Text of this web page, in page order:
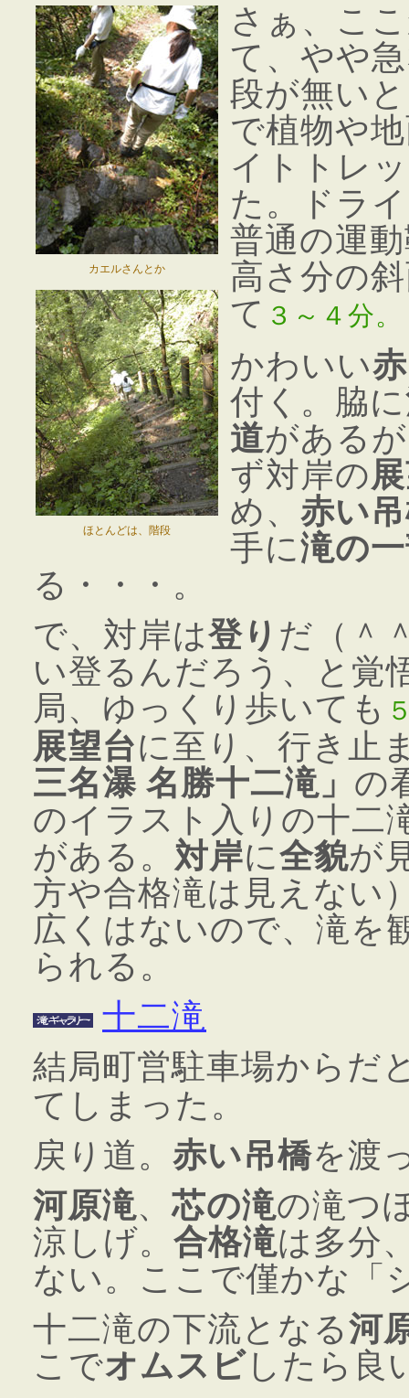
カエルさんとか
ほとんどは、階段
さぁ、こ
て、やや
段が無い
で植物や
イトトレ
た。ドラ
普通の運
高さ分の
て ３～４分。
かわいい
付く。脇に
道がある
ず対岸の
め、 赤い
手に滝の
る・・・。
で、対岸は登り だ（＾
い登るんだろう、と覚
局、ゆっくり歩いても
展望台に至り、行き止
三名瀑 名勝十二滝」 の
のイラスト入りの十二
がある。 対岸に全貌が
方や合格滝は見えない
広くはないので、滝を
られる。
十二滝
結局町営駐車場からだ
てしまった。
戻り道。 赤い吊橋を渡
河原滝、芯の滝の滝つ
涼しげ。 合格滝は多分
ない。ここで僅かな「
十二滝の下流となる河
こでオムスビしたら良